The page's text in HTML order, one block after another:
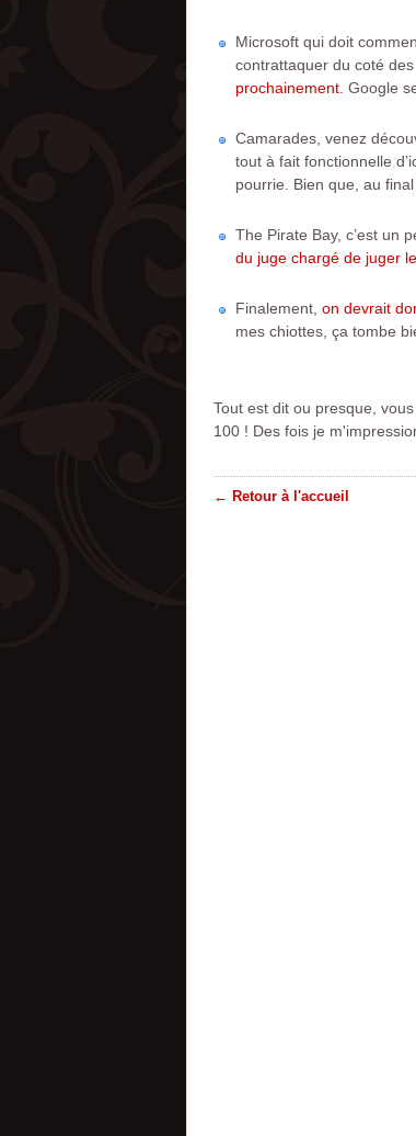
Microsoft qui doit
contrattaquer du coté
prochainement. Google
Camarades, venez
tout à fait fonctionnelle
pourrie. Bien que, au final
The Pirate Bay, c’est un
du juge chargé de juger
Finalement, on devrait
mes chiottes, ça tombe
Tout est dit ou presque,
100 ! Des fois je
← Retour à l'accueil